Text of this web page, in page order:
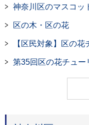
神奈川区のマスコッ
区の木・区の花
【区民対象】区の
第35回区の花チュー